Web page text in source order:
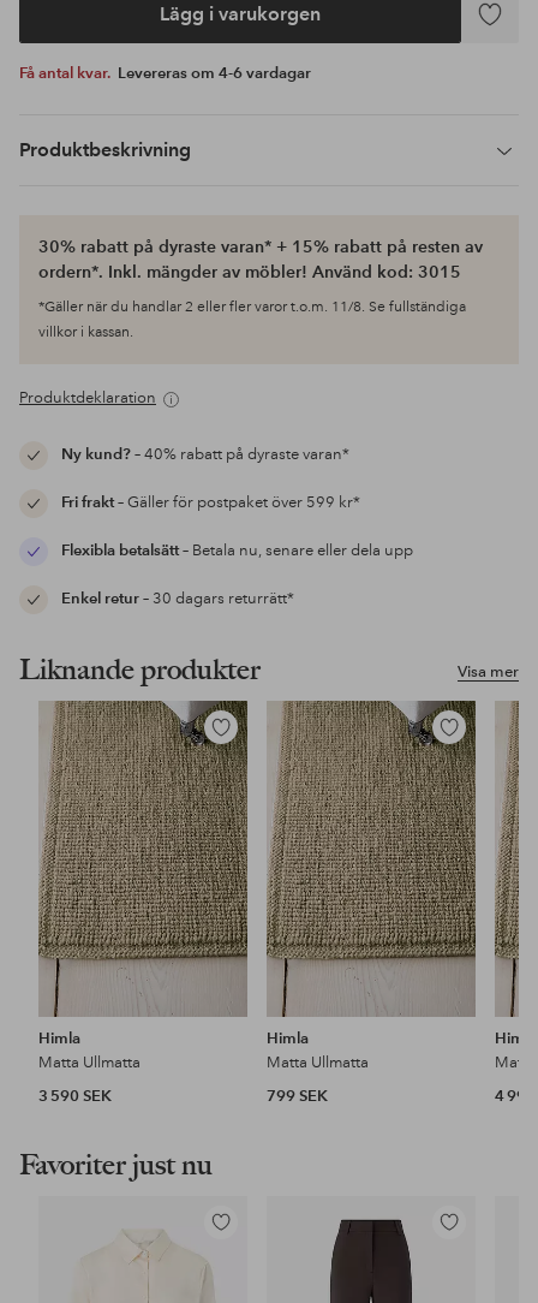
Lägg i varukorgen
Lägg
Få antal kvar. Levereras om 4-6 vardagar
Produktbeskrivning
30% rabatt på dyraste varan* + 15% rabatt på resten av
ordern*. Inkl. mängder av möbler! Använd kod: 3015
*Gäller när du handlar 2 eller fler varor t.o.m. 11/8. Se fullständiga
villkor i kassan.
Produktdeklaration
Ny kund?– 40% rabatt på dyraste varan*
Fri frakt– Gäller för postpaket över 599 kr*
Flexibla betalsätt– Betala nu, senare eller dela upp
Enkel retur– 30 dagars returrätt*
Visa mer
Liknande produkter
Lägg
till
i
favoriter
Himla
Matta Ullmatta
3 590 SEK
Lägg
till
i
favoriter
Himla
Matta Ullmatta
799 SEK
Himla
4 990
Favoriter just nu
Lägg
i
Lägg